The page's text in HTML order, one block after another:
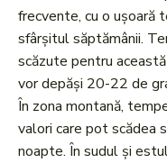
frecvente, cu o ușoară
sfârșitul săptămânii.
scăzute pentru
vor depăși 20-22 de
În zona montană,
valori care pot scădea
noapte. În sudul și